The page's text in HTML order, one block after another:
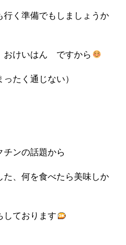
行く準備でもしましょうか
けいはん ですから
ったく通じない）
チンの話題から
た、何を食べたら美味しか
しております